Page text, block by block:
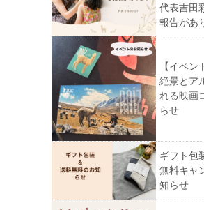
代表吉田
報告があ
【イベ
絶景とア
れる映画
らせ
ギフト包
無料キャ
知らせ